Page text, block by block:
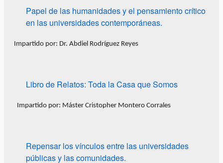
Papel de las humanidades y el pensamiento crítico
en las universidades contemporáneas.
Impartido por: Dr. Abdiel Rodríguez Reyes
Libro de Relatos: Toda la Casa que Somos
Impartido por: Máster Cristopher Montero Corrales
Repensar los vínculos entre las universidades
públicas y las comunidades.